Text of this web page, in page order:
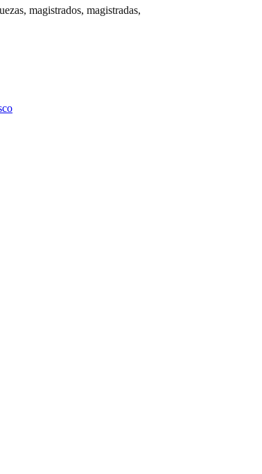
magistrados, magistradas,